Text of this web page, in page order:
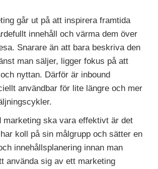
går ut på att inspirera framtida
innehåll och värma dem över
Snarare än att bara beskriva den
man säljer, ligger fokus på att
nyttan. Därför är inbound
användbar för lite längre och mer
marketing ska vara effektivt är det
koll på sin målgrupp och sätter en
innehållsplanering innan man
använda sig av ett marketing